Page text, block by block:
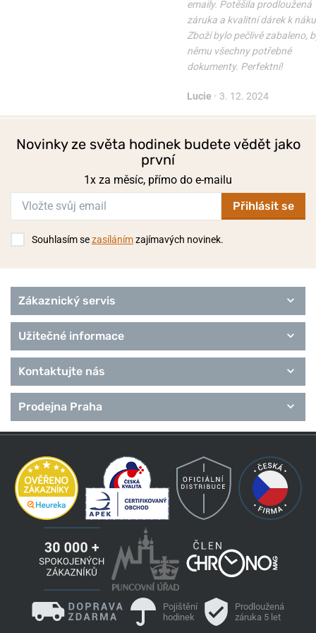
emaily. Potěšila prodloužená
záruka a kvalitní dárek k
Zboží bylo pečlivě zabaleno,
němu všechny potřebné
dokumenty. Perfektní!
Lucie • 3. 12. 2024
Novinky ze světa hodinek budete vědět jako
první
1x za měsíc, přímo do e-mailu
Přihlásit se
Souhlasím sezasílánímzajímavých novinek.
Zákaznický servis
Užitečné informace
Kontaktujte nás
Prodejna Praha
Pojištění
hodinek
Prodloužená
záruka 5 let